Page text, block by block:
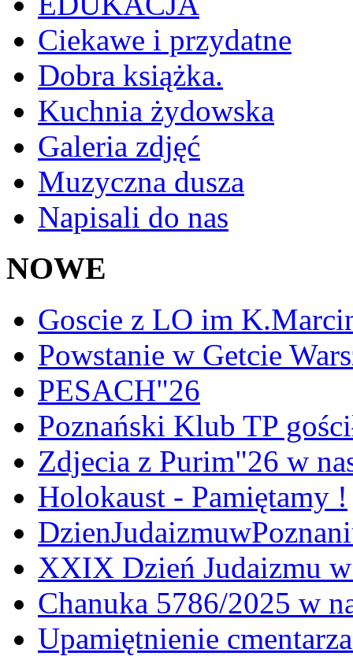
Ciekawe i przydatne
Dobra książka.
Kuchnia żydowska
Galeria zdjęć
Muzyczna dusza
Napisali do nas
NOWE
Goscie z LO im
Powstanie w Getcie
PESACH"26
Poznański Klub TP
Zdjecia z Purim"26 w
Holokaust - Pamiętamy !
XXIX Dzień Judaizmu
Chanuka 5786/2025 w
Upamiętnienie